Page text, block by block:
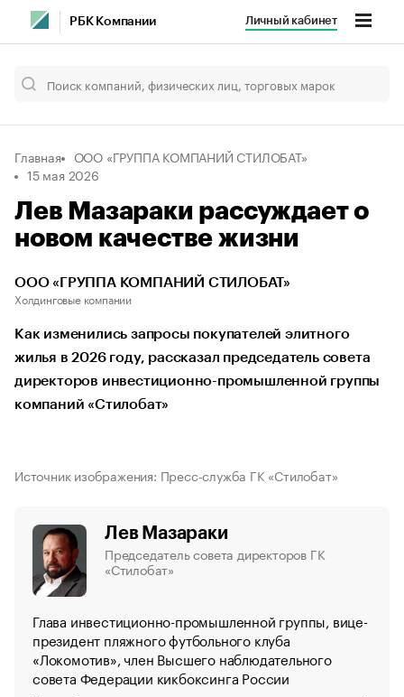
РБК Компании Личный кабинет
Главная
ООО «ГРУППА КОМПАНИЙ СТИЛОБАТ»
15 мая 2026
Лев Мазараки рассуждает о
новом качестве жизни
ООО «ГРУППА КОМПАНИЙ СТИЛОБАТ»
Холдинговые компании
Как изменились запросы покупателей элитного
жилья в 2026 году, рассказал председатель совета
директоров инвестиционно-промышленной группы
компаний «Стилобат»
Источник изображения: Пресс-служба ГК «Стилобат»
Лев Мазараки
Председатель совета директоров ГК
«Стилобат»
Глава инвестиционно-промышленной группы, вице-
президент пляжного футбольного клуба
«Локомотив», член Высшего наблюдательного
совета Федерации кикбоксинга России